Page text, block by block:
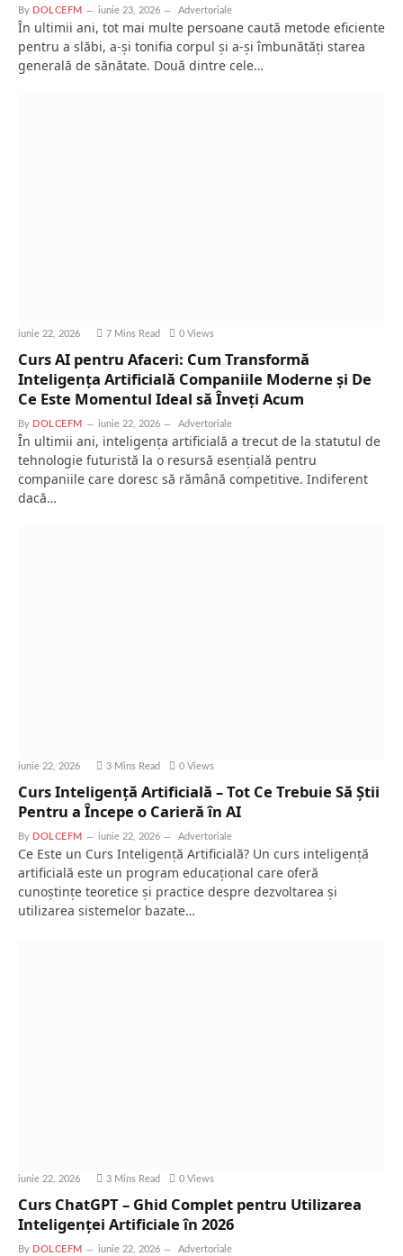
By DOLCEFM iunie 23, 2026 Advertoriale
În ultimii ani, tot mai multe persoane caută metode eficiente
pentru a slăbi, a-și tonifia corpul și a-și îmbunătăți starea
generală de sănătate. Două dintre cele…
iunie 22, 2026 7 Mins Read 0 Views
Curs AI pentru Afaceri: Cum Transformă
Inteligența Artificială Companiile Moderne și De
Ce Este Momentul Ideal să Înveți Acum
By DOLCEFM iunie 22, 2026 Advertoriale
În ultimii ani, inteligența artificială a trecut de la statutul de
tehnologie futuristă la o resursă esențială pentru
companiile care doresc să rămână competitive. Indiferent
dacă…
iunie 22, 2026 3 Mins Read 0 Views
Curs Inteligență Artificială – Tot Ce Trebuie Să Știi
Pentru a Începe o Carieră în AI
By DOLCEFM iunie 22, 2026 Advertoriale
Ce Este un Curs Inteligență Artificială? Un curs inteligență
artificială este un program educațional care oferă
cunoștințe teoretice și practice despre dezvoltarea și
utilizarea sistemelor bazate…
iunie 22, 2026 3 Mins Read 0 Views
Curs ChatGPT – Ghid Complet pentru Utilizarea
Inteligenței Artificiale în 2026
By DOLCEFM iunie 22, 2026 Advertoriale